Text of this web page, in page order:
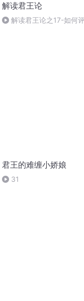
解读君王论
解读君王论之17-如何
君王的难缠小娇娘
31